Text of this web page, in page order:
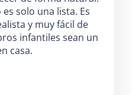
solo una lista. Es
y muy fácil de
infantiles sean un
casa.